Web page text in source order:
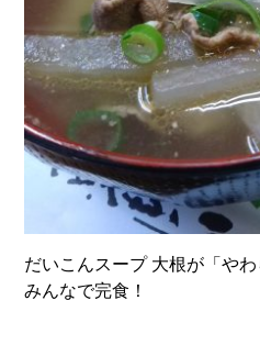
だいこんスープ 大根が「やわ
みんなで完食！